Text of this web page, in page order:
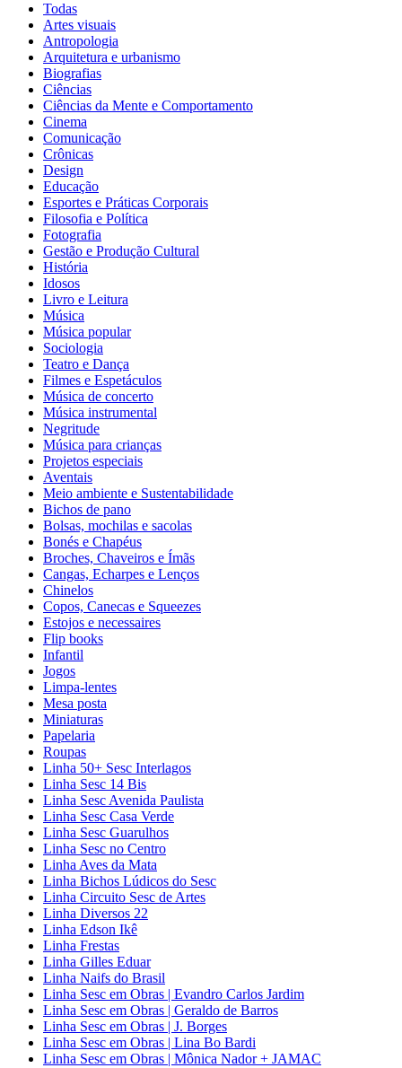
Todas
Artes visuais
Antropologia
Arquitetura e urbanismo
Biografias
Ciências
Ciências da Mente e Comportamento
Cinema
Comunicação
Crônicas
Design
Educação
Esportes e Práticas Corporais
Filosofia e Política
Fotografia
Gestão e Produção Cultural
História
Idosos
Livro e Leitura
Música
Música popular
Sociologia
Teatro e Dança
Filmes e Espetáculos
Música de concerto
Música instrumental
Negritude
Música para crianças
Projetos especiais
Aventais
Meio ambiente e Sustentabilidade
Bichos de pano
Bolsas, mochilas e sacolas
Bonés e Chapéus
Broches, Chaveiros e Ímãs
Cangas, Echarpes e Lenços
Chinelos
Copos, Canecas e Squeezes
Estojos e necessaires
Flip books
Infantil
Jogos
Limpa-lentes
Mesa posta
Miniaturas
Papelaria
Roupas
Linha 50+ Sesc Interlagos
Linha Sesc 14 Bis
Linha Sesc Avenida Paulista
Linha Sesc Casa Verde
Linha Sesc Guarulhos
Linha Sesc no Centro
Linha Aves da Mata
Linha Bichos Lúdicos do Sesc
Linha Circuito Sesc de Artes
Linha Diversos 22
Linha Edson Ikê
Linha Frestas
Linha Gilles Eduar
Linha Naifs do Brasil
Linha Sesc em Obras | Evandro Carlos Jardim
Linha Sesc em Obras | Geraldo de Barros
Linha Sesc em Obras | J. Borges
Linha Sesc em Obras | Lina Bo Bardi
Linha Sesc em Obras | Mônica Nador + JAMAC